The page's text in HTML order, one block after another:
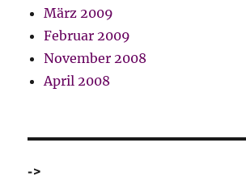
März 2009
Februar 2009
November 2008
April 2008
->